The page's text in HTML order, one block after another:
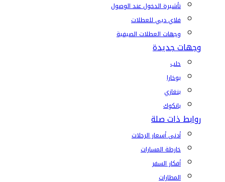
تأشيرة الدخول عند الوصول
فلاي دبي للعطلات
وجهات العطلات الصيفية
وجهات جديدة
حلب
بوخارا
بنغازي
بانكوك
روابط ذات صلة
أدنى أسعار الرحلات
خارطة المسارات
أفكار السفر
المطارات